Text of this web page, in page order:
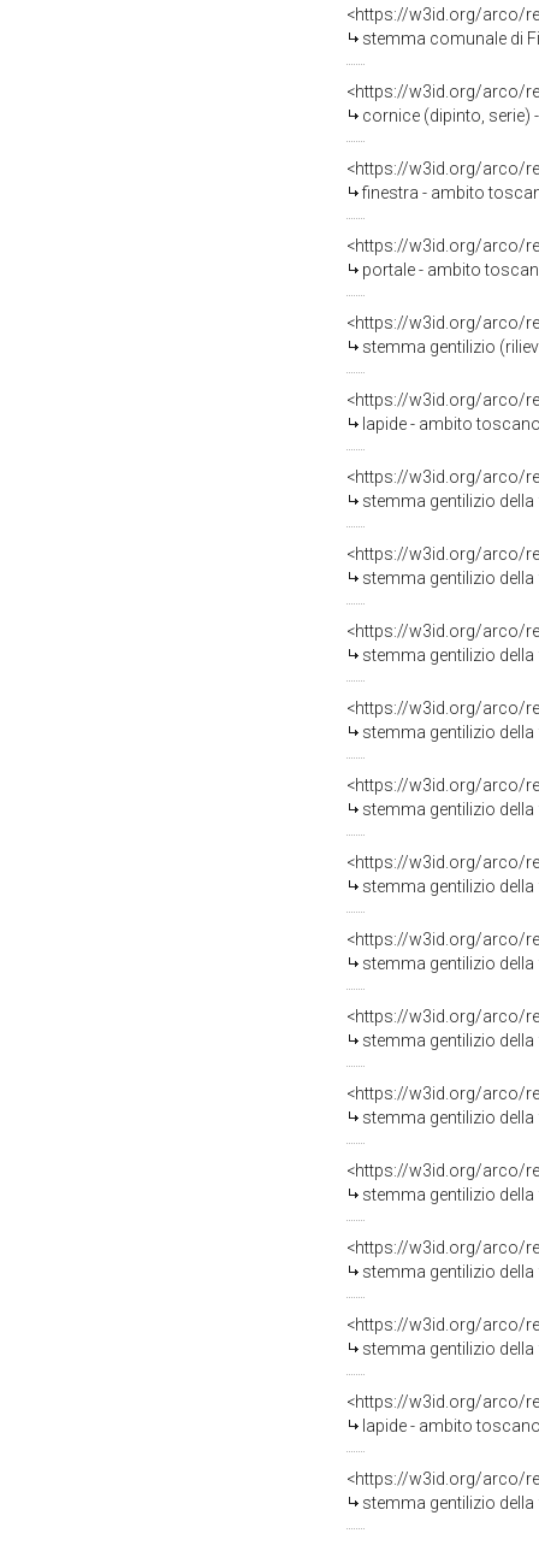
<https://w3id.org/arco/
stemma comunale di
<https://w3id.org/arco/
cornice (dipinto, serie)
<https://w3id.org/arco/
finestra - ambito
<https://w3id.org/arco/
portale - ambito
<https://w3id.org/arco/
stemma gentilizio
<https://w3id.org/arco/
lapide - ambito
<https://w3id.org/arco/
stemma gentilizio
<https://w3id.org/arco/
stemma gentilizio
<https://w3id.org/arco/
stemma gentilizio
<https://w3id.org/arco/
stemma gentilizio
<https://w3id.org/arco/
stemma gentilizio
<https://w3id.org/arco/
stemma gentilizio
<https://w3id.org/arco/
stemma gentilizio
<https://w3id.org/arco/
stemma gentilizio
<https://w3id.org/arco/
stemma gentilizio
<https://w3id.org/arco/
stemma gentilizio
<https://w3id.org/arco/
stemma gentilizio
<https://w3id.org/arco/
stemma gentilizio
<https://w3id.org/arco/
lapide - ambito
<https://w3id.org/arco/
stemma gentilizio